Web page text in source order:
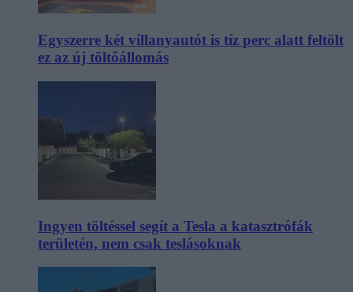
Egyszerre két villanyautót is tíz perc alatt feltölt
ez az új töltőállomás
Ingyen töltéssel segít a Tesla a katasztrófák
területén, nem csak teslásoknak